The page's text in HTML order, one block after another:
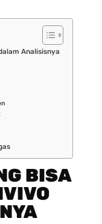
Analisisnya
BISA